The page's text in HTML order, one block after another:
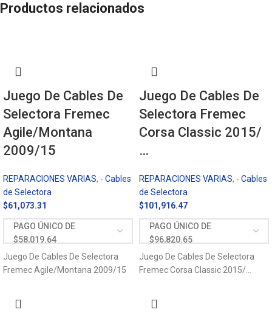
Productos relacionados
Juego De Cables De
Selectora Fremec
Agile/Montana
2009/15
REPARACIONES VARIAS, - Cables
de Selectora
$61,073.31
Juego De Cables De Selectora
Fremec Agile/Montana 2009/15
Juego De Cables De
Selectora Fremec
Corsa Classic 2015/
…
REPARACIONES VARIAS, - Cables
de Selectora
$101,916.47
Juego De Cables De Selectora
Fremec Corsa Classic 2015/…